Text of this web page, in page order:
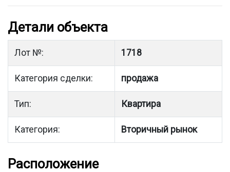
Детали объекта
Лот №: 1718
Категория сделки: продажа
Тип: Квартира
Категория: Вторичный рынок
Расположение